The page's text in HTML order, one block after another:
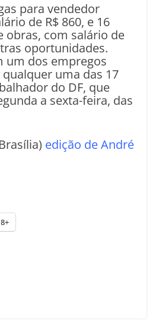
para vendedor
de R$ 860, e 16
obras, com salário de
oportunidades.
um dos empregos
uma das 17
do DF, que
a sexta-feira, das
edição de André